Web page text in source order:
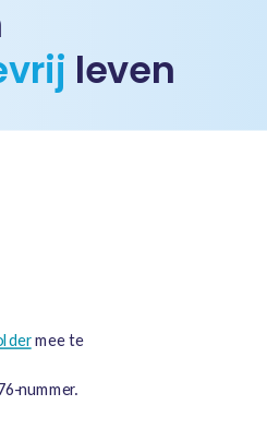
leven
mee te
nummer.